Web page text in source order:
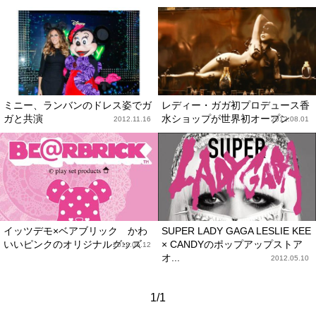
ミニー、ランバンのドレス姿でガ
ガと共演
2012.11.16
レディー・ガガ初プロデュース香
水ショップが世界初オープン2012.08.01
イッツデモ×ベアブリック かわ
いいピンクのオリジナルグッズ
2012.05.12
SUPER LADY GAGA LESLIE KEE
× CANDYのポップアップストア
オ...
2012.05.10
1/1